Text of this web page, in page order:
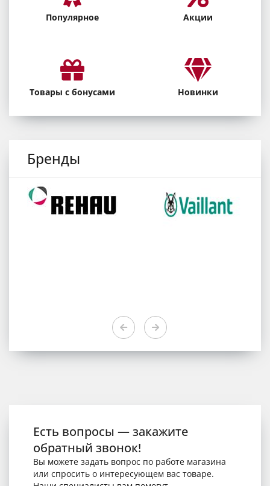
Популярное Акции
Товары с бонусами Новинки
Бренды
Есть вопросы — закажите
обратный звонок!
Вы можете задать вопрос по работе магазина
или спросить о интересующем вас товаре.